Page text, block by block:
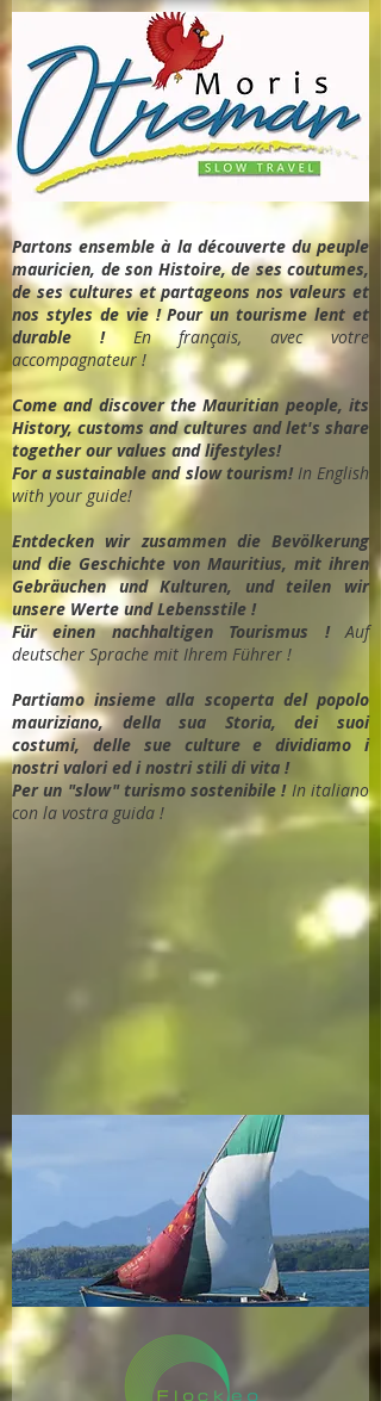
Partons ensemble à la découverte du peuple
mauricien, de son Histoire, de ses coutumes,
de ses cultures et partageons nos valeurs et
nos styles de vie ! Pour un tourisme lent et
durable ! En français, avec votre
accompagnateur !
Come and discover the Mauritian people, its
History, customs and cultures and let's share
together our values and lifestyles!
For a sustainable and slow tourism! In English
with your guide!
Entdecken wir zusammen die Bevölkerung
und die Geschichte von Mauritius, mit ihren
Gebräuchen und Kulturen, und teilen wir
unsere Werte und Lebensstile !
Für einen nachhaltigen Tourismus !Auf
deutscher Sprache mit Ihrem Führer !
Partiamo insieme alla scoperta del popolo
mauriziano, della sua Storia, dei suoi
costumi, delle sue culture e dividiamo i
nostri valori ed i nostri stili di vita !
Per un "slow" turismo sostenibile !In italiano
con la vostra guida !